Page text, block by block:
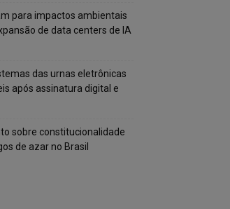
para impactos ambientais
de data centers de IA
das urnas eletrônicas
após assinatura digital e
sobre constitucionalidade
de azar no Brasil